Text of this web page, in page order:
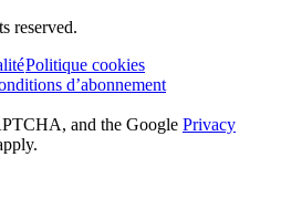
reserved.
Politique cookies
d’abonnement
and the Google Privacy